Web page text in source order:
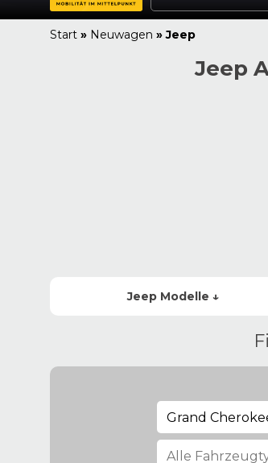
Start » Neuwagen »Jeep
Jeep
Jeep Modelle ↓
Grand